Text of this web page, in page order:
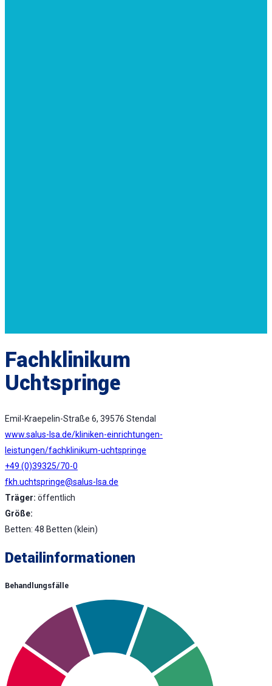
Fachklinikum
Uchtspringe
Emil-Kraepelin-Straße 6, 39576 Stendal
www.salus-lsa.de/kliniken-einrichtungen-
leistungen/fachklinikum-uchtspringe
+49 (0)39325/70-0
fkh.uchtspringe@salus-lsa.de
Träger: öffentlich
Größe:
Betten: 48 Betten (klein)
Detailinformationen
Behandlungsfälle